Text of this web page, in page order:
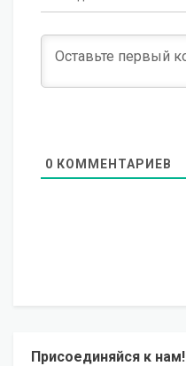
0 КОММЕНТАРИЕВ
Присоединяйся к нам!